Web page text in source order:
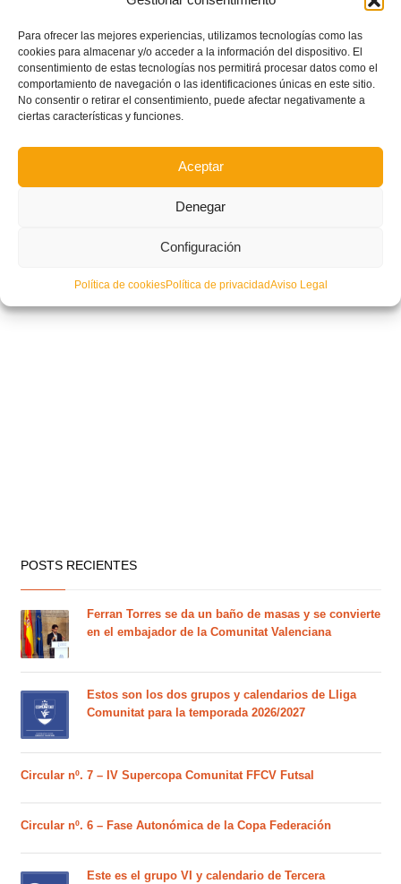
Para ofrecer las mejores experiencias, utilizamos tecnologías como las
cookies para almacenar y/o acceder a la información del dispositivo. El
consentimiento de estas tecnologías nos permitirá procesar datos como el
comportamiento de navegación o las identificaciones únicas en este sitio.
No consentir o retirar el consentimiento, puede afectar negativamente a
ciertas características y funciones.
Aceptar
Denegar
Configuración
Política de cookiesPolítica de privacidadAviso Legal
POSTS RECIENTES
Ferran Torres se da un baño de masas y se convierte
en el embajador de la Comunitat Valenciana
Estos son los dos grupos y calendarios de Lliga
Comunitat para la temporada 2026/2027
Circular nº. 7 – IV Supercopa Comunitat FFCV Futsal
Circular nº. 6 – Fase Autonómica de la Copa Federación
Este es el grupo VI y calendario de Tercera